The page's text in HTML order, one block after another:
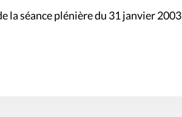
la séance plénière du 31 janvier 2003